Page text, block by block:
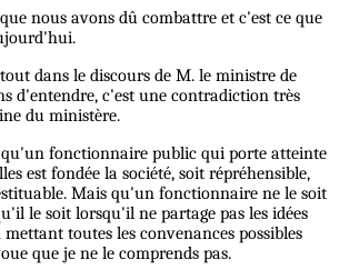
nous avons dû combattre et c'est ce que
dans le discours de M. le ministre de
d'entendre, c'est une contradiction très
du ministère.
fonctionnaire public qui porte atteinte
est fondée la société, soit répréhensible,
Mais qu'un fonctionnaire ne le soit
le soit lorsqu'il ne partage pas les idées
toutes les convenances possibles
que je ne le comprends pas.